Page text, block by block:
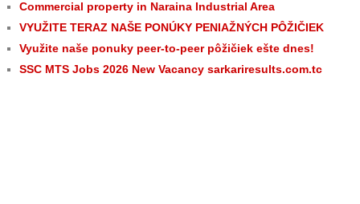
Commercial property in Naraina Industrial Area
VYUŽITE TERAZ NAŠE PONÚKY PENIAŽNÝCH PÔŽIČIEK
Využite naše ponuky peer-to-peer pôžičiek ešte dnes!
SSC MTS Jobs 2026 New Vacancy sarkariresults.com.tc